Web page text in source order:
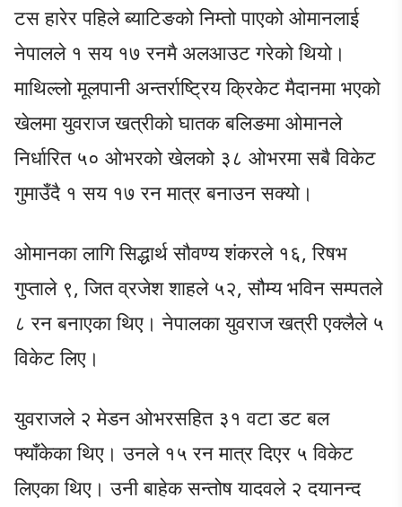
टस हारेर पहिले ब्याटिङको निम्तो पाएको ओमानलाई
नेपालले १ सय १७ रनमै अलआउट गरेको थियो।
माथिल्लो मूलपानी अन्तर्राष्ट्रिय क्रिकेट मैदानमा भएको
खेलमा युवराज खत्रीको घातक बलिङमा ओमानले
निर्धारित ५० ओभरको खेलको ३८ ओभरमा सबै विकेट
गुमाउँदै १ सय १७ रन मात्र बनाउन सक्यो।
ओमानका लागि सिद्धार्थ सौवण्य शंकरले १६, रिषभ
गुप्ताले ९, जित व्रजेश शाहले ५२, सौम्य भविन सम्पतले
८ रन बनाएका थिए। नेपालका युवराज खत्री एक्लैले ५
विकेट लिए।
युवराजले २ मेडन ओभरसहित ३१ वटा डट बल
फ्याँकेका थिए। उनले १५ रन मात्र दिएर ५ विकेट
लिएका थिए। उनी बाहेक सन्तोष यादवले २ दयानन्द